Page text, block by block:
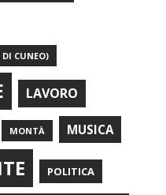
DI CUNEO)
LAVORO
MONTÀ MUSICA
POLITICA